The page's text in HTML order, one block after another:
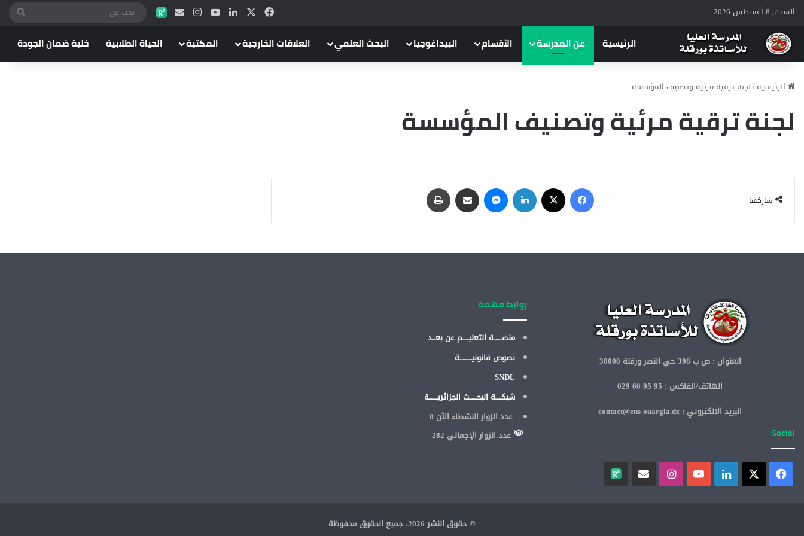
السبت, 8 أغسطس 2026
الرئيسية عن المدرسة الأقسام البيداغوجيا البحث العلمي العلاقات الخارجية المكتبة الحياة الطلابية خلية ضمان الجودة
الرئيسية/لجنة ترقية مرئية وتصنيف المؤسسة
لجنة ترقية مرئية وتصنيف المؤسسة
شاركها
العنوان : ص ب 398 حي النصر ورقلة 30000
الهاتف/الفاكس : 95 95 60 029
البريد الالكتروني : contact@ens-ouargla.dz
Social
روابط مهمة
منصـــــــة التعليـــــم عن بعـــد
نصوص قانونيــــــــــة
SNDL
شبكـــــة البحــــــث الجزائريـــــــة
عدد الزوار النشطاء الآن
عدد الزوار الإجمالي 282
© حقوق النشر 2026، جميع الحقوق محفوظة